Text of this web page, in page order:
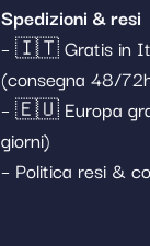
Spedizioni & resi
– 🇮🇹 Gratis in
(consegna 48/
– 🇪🇺 Europa
giorni)
– Politica resi &